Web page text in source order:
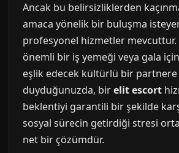
Ancak bu belirsizliklerden
amaca yönelik bir buluşma
profesyonel hizmetler
önemli bir iş yemeği veya gala için
eşlik edecek kültürlü bir partnere
duyduğunuzda, birelit escort
beklentiyi garantili bir şekilde
sosyal sürecin getirdiği stresi
net bir çözümdür.